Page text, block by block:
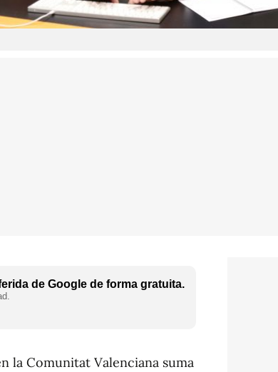
de Google de forma gratuita.
la Comunitat Valenciana suma